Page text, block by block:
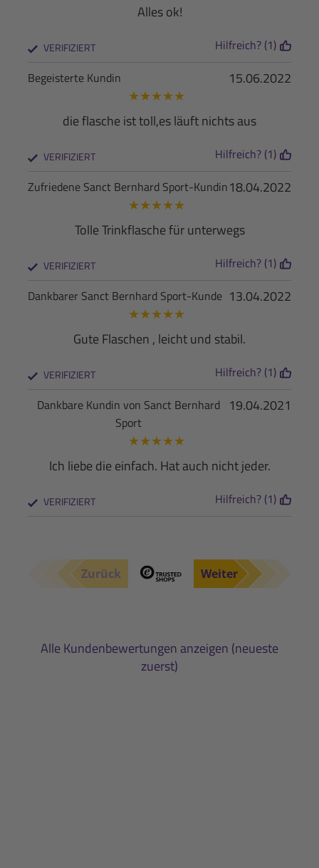
Alles ok!
VERIFIZIERT Hilfreich? (1)
15.06.2022
Begeisterte Kundin
★★★★★
die flasche ist toll,es läuft nichts aus
VERIFIZIERT Hilfreich? (1)
18.04.2022
Zufriedene Sanct Bernhard Sport-Kundin
★★★★★
Tolle Trinkflasche für unterwegs
VERIFIZIERT Hilfreich? (1)
13.04.2022
Dankbarer Sanct Bernhard Sport-Kunde
★★★★★
Gute Flaschen , leicht und stabil.
VERIFIZIERT Hilfreich? (1)
19.04.2021
Dankbare Kundin von Sanct Bernhard
Sport
★★★★★
Ich liebe die einfach. Hat auch nicht jeder.
VERIFIZIERT Hilfreich? (1)
Zurück Weiter
Alle Kundenbewertungen anzeigen (neueste
zuerst)